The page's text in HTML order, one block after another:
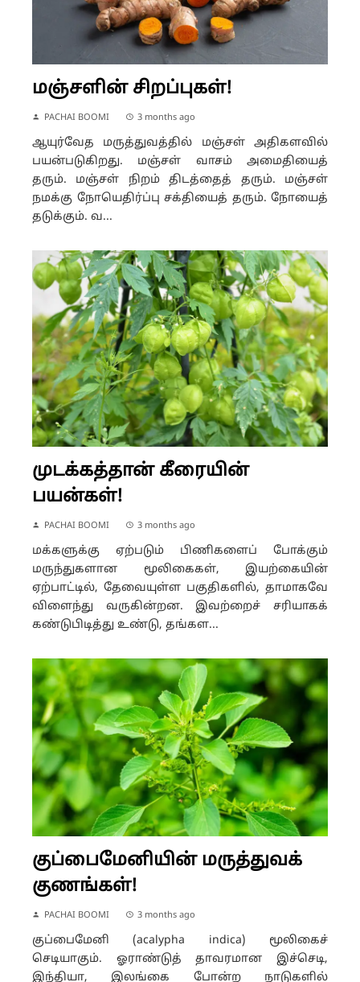
மஞ்சளின் சிறப்புகள்!
PACHAI BOOMI 3 months ago
ஆயுர்வேத மருத்துவத்தில் மஞ்சள் அதிகளவில்
பயன்படுகிறது. மஞ்சள் வாசம் அமைதியைத்
தரும். மஞ்சள் நிறம் திடத்தைத் தரும். மஞ்சள்
நமக்கு நோயெதிர்ப்பு சக்தியைத் தரும். நோயைத்
தடுக்கும். வ...
முடக்கத்தான் கீரையின்
பயன்கள்!
PACHAI BOOMI 3 months ago
மக்களுக்கு ஏற்படும் பிணிகளைப் போக்கும்
மருந்துகளான மூலிகைகள், இயற்கையின்
ஏற்பாட்டில், தேவையுள்ள பகுதிகளில், தாமாகவே
விளைந்து வருகின்றன. இவற்றைச் சரியாகக்
கண்டுபிடித்து உண்டு, தங்கள...
குப்பைமேனியின் மருத்துவக்
குணங்கள்!
PACHAI BOOMI 3 months ago
குப்பைமேனி (acalypha indica) மூலிகைச்
செடியாகும். ஓராண்டுத் தாவரமான இச்செடி,
இந்தியா, இலங்கை போன்ற நாடுகளில்